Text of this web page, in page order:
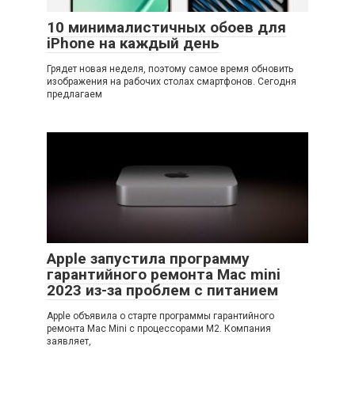
10 минималистичных обоев для
iPhone на каждый день
Грядет новая неделя, поэтому самое время обновить
изображения на рабочих столах смартфонов. Сегодня
предлагаем
Apple запустила программу
гарантийного ремонта Mac mini
2023 из-за проблем с питанием
Apple объявила о старте программы гарантийного
ремонта Mac Mini с процессорами M2. Компания
заявляет,